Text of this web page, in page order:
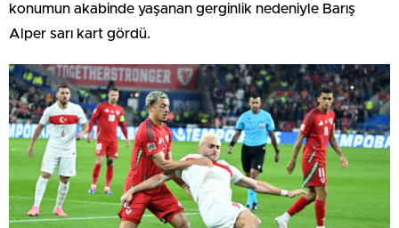
konumun akabinde yaşanan gerginlik nedeniyle Barış
Alper sarı kart gördü.